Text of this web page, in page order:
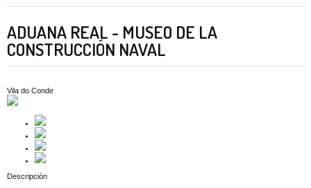
ADUANA REAL - MUSEO DE LA
CONSTRUCCIÓN NAVAL
Vila do Conde
Descripción